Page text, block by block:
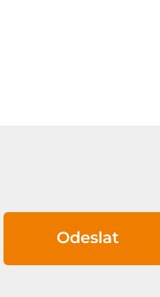
Odeslat